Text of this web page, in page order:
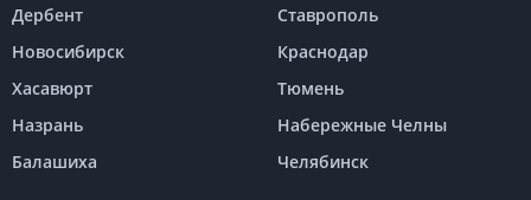
Дербент
Ставрополь
Новосибирск
Краснодар
Хасавюрт
Тюмень
Назрань
Набережные Челны
Балашиха
Челябинск